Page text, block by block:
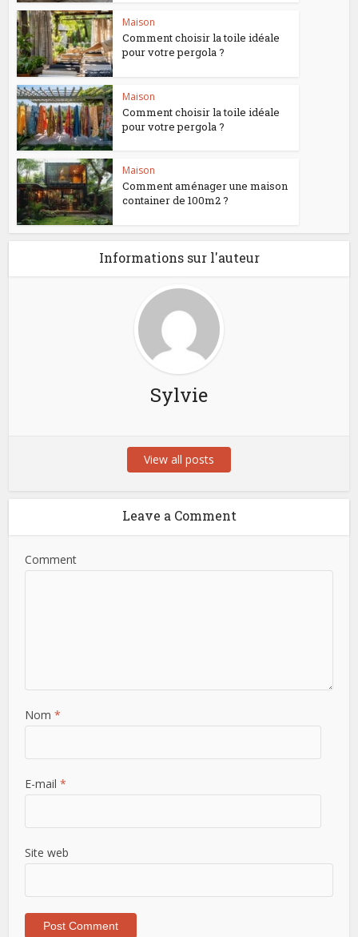
Maison
Comment choisir la toile idéale
pour votre pergola ?
Maison
Comment choisir la toile idéale
pour votre pergola ?
Maison
Comment aménager une maison
container de 100m2 ?
Informations sur l'auteur
Sylvie
View all posts
Leave a Comment
Comment
Nom*
E-mail*
Site web